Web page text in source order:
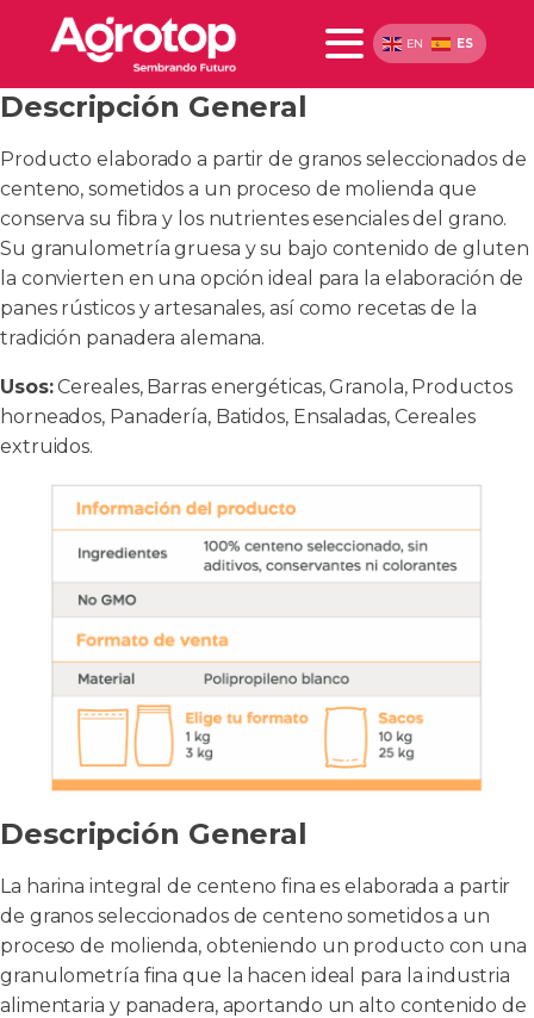
EN ES
Descripción General
Producto elaborado a partir de granos seleccionados de
centeno, sometidos a un proceso de molienda que
conserva su fibra y los nutrientes esenciales del grano.
Su granulometría gruesa y su bajo contenido de gluten
la convierten en una opción ideal para la elaboración de
panes rústicos y artesanales, así como recetas de la
tradición panadera alemana.
Usos:Cereales, Barras energéticas, Granola, Productos
horneados, Panadería, Batidos, Ensaladas, Cereales
extruidos.
Descripción General
La harina integral de centeno fina es elaborada a partir
de granos seleccionados de centeno sometidos a un
proceso de molienda, obteniendo un producto con una
granulometría fina que la hacen ideal para la industria
alimentaria y panadera, aportando un alto contenido de